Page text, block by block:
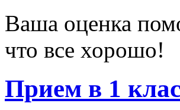
Ваша оценка
что все хорошо!
Прием в 1